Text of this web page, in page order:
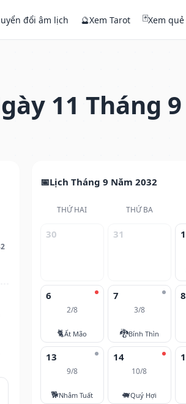
đổi âm lịch 🔮Xem Tarot 🃏Xem quẻ
11 Tháng
Lịch Tháng 9 Năm 2032
THỨ HAI THỨ BA
30 31 1
6
2/8
🐈Ất Mão
7
3/8
🐉Bính Thìn
8
13
9/8
🐕Nhâm Tuất
14
10/8
🐖Quý Hợi